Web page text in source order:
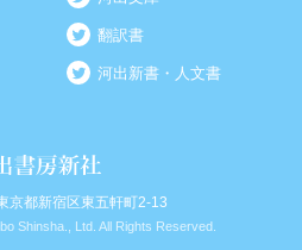
翻訳書
河出新書・人文書
都新宿区東五軒町2-13
Shinsha., Ltd. All Rights Reserved.